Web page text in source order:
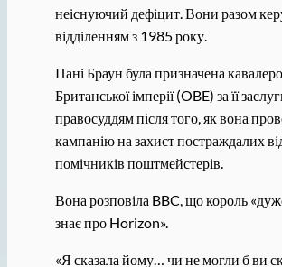
неіснуючий дефіцит. Вони разом
відділенням з 1985 року.
Пані Браун була призначена
Британської імперії (OBE) за її
правосуддям після того, як вона
кампанію на захист постраждалих
помічників поштмейстерів.
Вона розповіла BBC, що король
знає про Horizon».
«Я сказала йому… чи не могли б ви